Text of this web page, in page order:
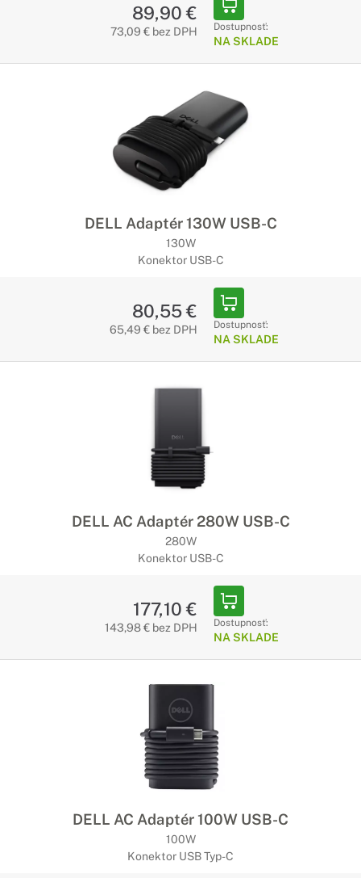
89,90 €
73,09 € bez DPH Dostupnosť:
NA SKLADE
DELL Adaptér 130W USB-C
130W
Konektor USB-C
80,55 €
65,49 € bez DPH Dostupnosť:
NA SKLADE
DELL AC Adaptér 280W USB-C
280W
Konektor USB-C
177,10 €
143,98 € bez DPH Dostupnosť:
NA SKLADE
DELL AC Adaptér 100W USB-C
100W
Konektor USB Typ-C